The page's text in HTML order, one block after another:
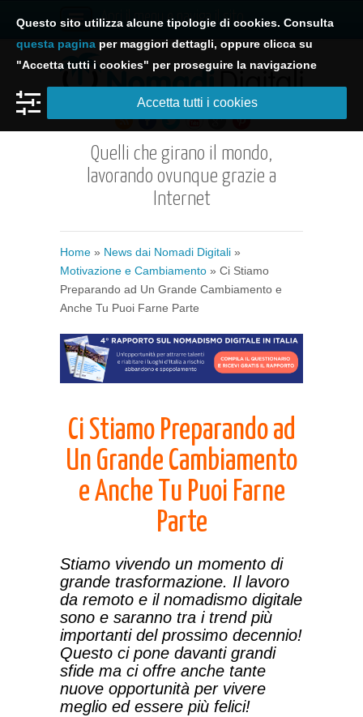
Apri il menu e naviga il sito
Quelli che girano il mondo,
lavorando ovunque grazie a
Internet
Home » News dai Nomadi Digitali »
Motivazione e Cambiamento » Ci Stiamo
Preparando ad Un Grande Cambiamento e
Anche Tu Puoi Farne Parte
Ci Stiamo Preparando ad
Un Grande Cambiamento
e Anche Tu Puoi Farne
Parte
Stiamo vivendo un momento di
grande trasformazione. Il lavoro
da remoto e il nomadismo digitale
sono e saranno tra i trend più
importanti del prossimo decennio!
Questo ci pone davanti grandi
sfide ma ci offre anche tante
nuove opportunità per vivere
meglio ed essere più felici!
Questo sito utilizza alcune tipologie di cookies. Consulta
questa pagina per maggiori dettagli, oppure clicca su
"Accetta tutti i cookies" per proseguire la navigazione
Accetta tutti i cookies